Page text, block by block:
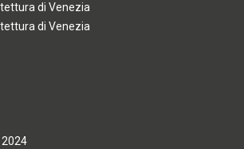
di Venezia
di Venezia
2024